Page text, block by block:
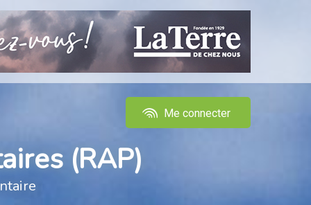
Me connecter
(RAP)